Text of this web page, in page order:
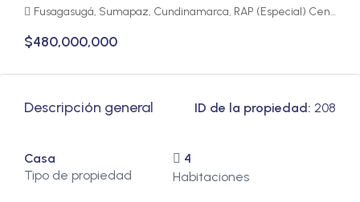
Fusagasugá, Sumapaz, Cundinamarca, RAP (Especial) Central, Colombia
$480,000,000
Descripción general ID de la propiedad: 208
Casa
Tipo de propiedad
4
Habitaciones